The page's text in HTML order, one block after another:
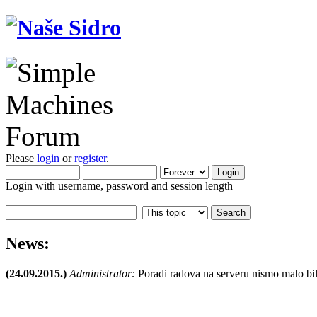
Please login orregister.
Login with username, password and session length
News:
(24.09.2015.) Administrator: Poradi radova na serveru nismo malo